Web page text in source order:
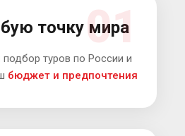
01
точку мира
туров по России и
бюджет и предпочтения